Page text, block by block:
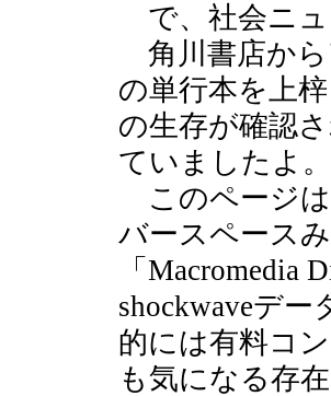
で、社会ニュ
角川書店から
の単行本を上梓
の生存が確認さ
ていましたよ。
このページは
バースペース
「
shockwaveデ
的には有料コ
も気になる存